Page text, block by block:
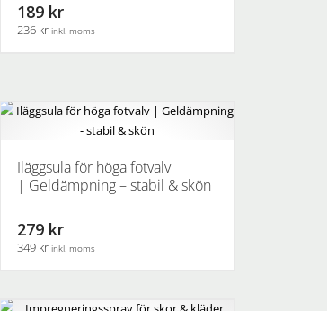
189 kr
236 krinkl. moms
produkten
varianter.
alternativen
kan
produktsidan
Iläggsula för höga fotvalv
| Geldämpning – stabil & skön
279 kr
349 krinkl. moms
här